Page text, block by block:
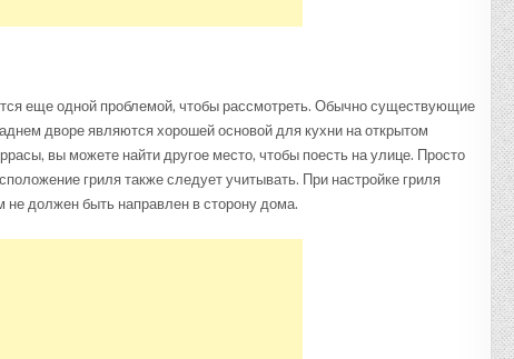
еще одной проблемой, чтобы рассмотреть. Обычно существующие
дворе являются хорошей основой для кухни на открытом
вы можете найти другое место, чтобы поесть на улице. Просто
гриля также следует учитывать. При настройке гриля
должен быть направлен в сторону дома.